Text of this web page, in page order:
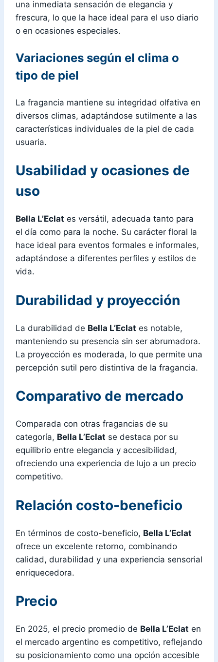
una inmediata sensación de elegancia y
frescura, lo que la hace ideal para el uso diario
o en ocasiones especiales.
Variaciones según el clima o
tipo de piel
La fragancia mantiene su integridad olfativa en
diversos climas, adaptándose sutilmente a las
características individuales de la piel de cada
usuaria.
Usabilidad y ocasiones de
uso
Bella L’Eclat es versátil, adecuada tanto para
el día como para la noche. Su carácter floral la
hace ideal para eventos formales e informales,
adaptándose a diferentes perfiles y estilos de
vida.
Durabilidad y proyección
La durabilidad de Bella L’Eclat es notable,
manteniendo su presencia sin ser abrumadora.
La proyección es moderada, lo que permite una
percepción sutil pero distintiva de la fragancia.
Comparativo de mercado
Comparada con otras fragancias de su
categoría, Bella L’Eclat se destaca por su
equilibrio entre elegancia y accesibilidad,
ofreciendo una experiencia de lujo a un precio
competitivo.
Relación costo-beneficio
En términos de costo-beneficio, Bella L’Eclat
ofrece un excelente retorno, combinando
calidad, durabilidad y una experiencia sensorial
enriquecedora.
Precio
En 2025, el precio promedio de Bella L’Eclat en
el mercado argentino es competitivo, reflejando
su posicionamiento como una opción accesible